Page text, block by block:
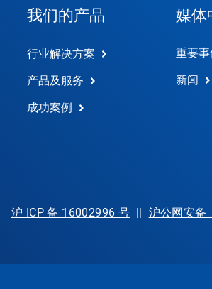
我们的产品
行业解决方案
产品及服务
成功案例
媒体
重要
新闻
沪 ICP 备 16002996 号 || 沪公网安备